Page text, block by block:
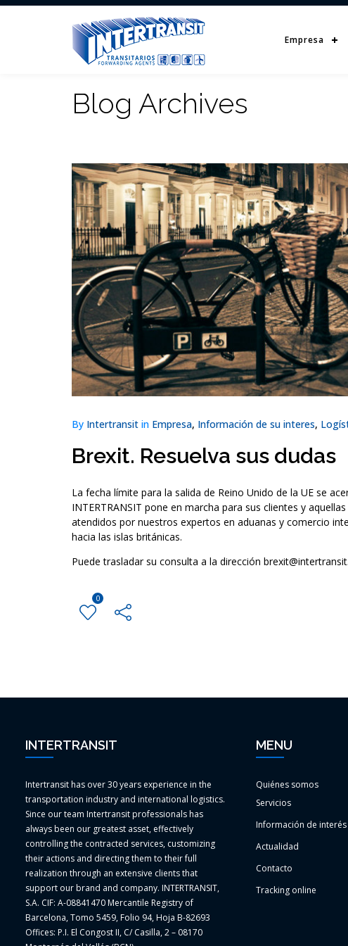
Empresa
Blog Archives
By Intertransit in Empresa, Información de su interes,
Brexit. Resuelva sus dudas
La fecha límite para la salida de Reino Unido de la UE se
INTERTRANSIT pone en marcha para sus clientes y
atendidos por nuestros expertos en aduanas y comercio
hacia las islas británicas.
Puede trasladar su consulta a la dirección
0
INTERTRANSIT
Intertransit has over 30 years experience in the
transportation industry and international logistics.
Since our team Intertransit professionals has
always been our greatest asset, effectively
controlling the contracted services, customizing
their actions and directing them to their full
realization through an extensive clients that
support our brand and company. INTERTRANSIT,
S.A. CIF: A-08841470 Mercantile Registry of
Barcelona, Tomo 5459, Folio 94, Hoja B-82693
Offices: P.I. El Congost II, C/ Casilla, 2 – 08170
MENU
Quiénes somos
Servicios
Información de interés
Actualidad
Contacto
Tracking online